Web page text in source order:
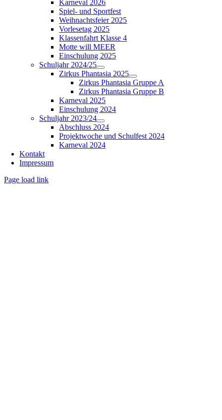
Karneval 2026
Spiel- und Sportfest
Weihnachtsfeier 2025
Vorlesetag 2025
Klassenfahrt Klasse 4
Motte will MEER
Einschulung 2025
Schuljahr 2024/25
Zirkus Phantasia 2025
Zirkus Phantasia Gruppe A
Zirkus Phantasia Gruppe B
Karneval 2025
Einschulung 2024
Schuljahr 2023/24
Abschluss 2024
Projektwoche und Schulfest 2024
Karneval 2024
Kontakt
Impressum
Page load link